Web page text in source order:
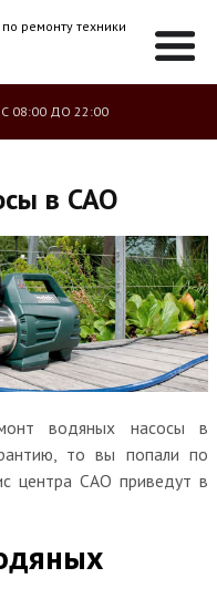
ремонту техники
08:00 ДО 22:00
в САО
водяных насосы в
то вы попали по
центра САО приведут в